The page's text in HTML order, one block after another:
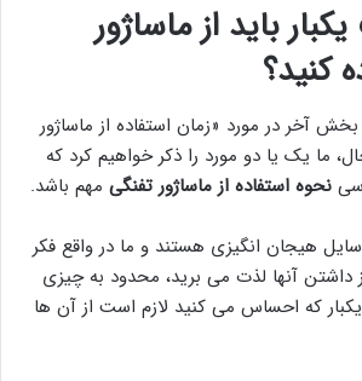
باید از ماساژور
کنید؟
آخر در مورد «زمان استفاده از ماساژور
ما یک یا دو مورد را ذکر خواهیم کرد که
نحوه استفاده از ماساژور تفنگی مهم باشد.
هیجان انگیزی هستند و ما در واقع فکر
داشتن آنها لذت می برید، محدود به چیزی
که احساس می کنید لازم است از آن ها